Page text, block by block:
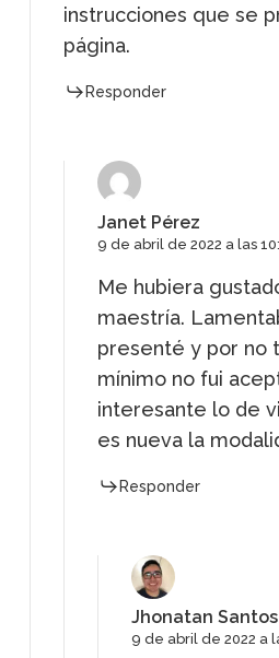
instrucciones que se
página.
Responder
Janet Pérez
9 de abril de 2022 a las
Me hubiera
maestría.
presenté y por no
mínimo no fui
interesante lo de
es nueva la
Responder
Jhonatan Santos
9 de abril de 2022 a